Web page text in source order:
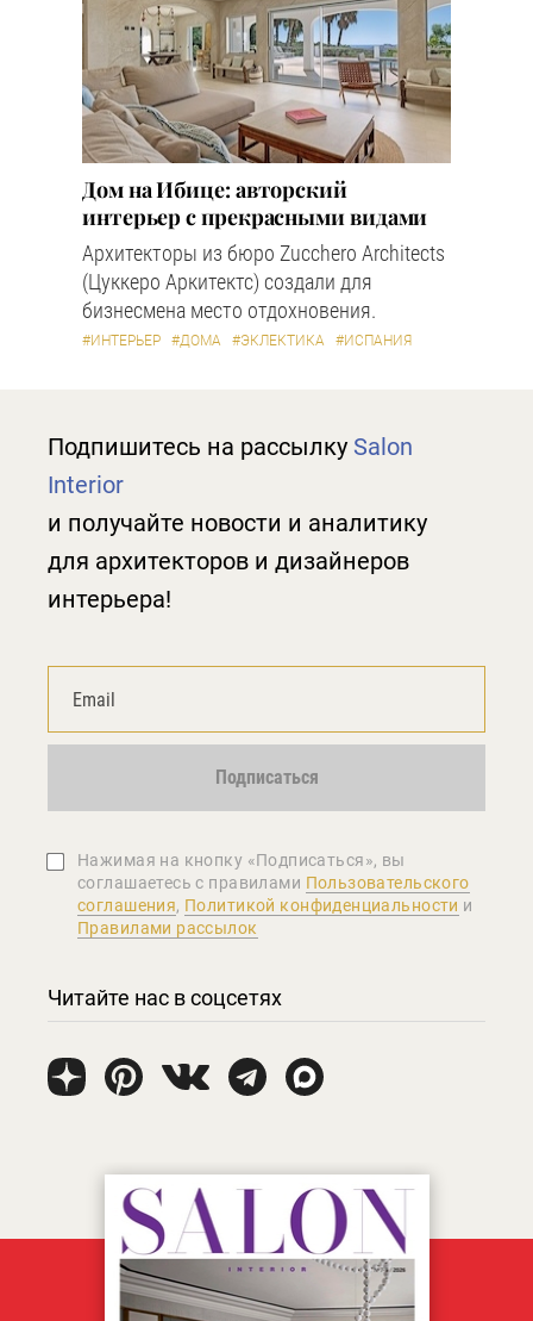
Дом на Ибице: авторский
интерьер с прекрасными видами
Архитекторы из бюро Zucchero Architects
(Цуккеро Аркитектс) создали для
бизнесмена место отдохновения.
#ИНТЕРЬЕР #ДОМА #ЭКЛЕКТИКА #ИСПАНИЯ
Подпишитесь на рассылку Salon
Interior
и получайте новости и аналитику
для архитекторов и дизайнеров
интерьера!
Подписаться
Нажимая на кнопку «Подписаться», вы
соглашаетеcь с правилами Пользовательского
соглашения, Политикой конфиденциальности и
Правилами рассылок
Читайте нас в соцсетях